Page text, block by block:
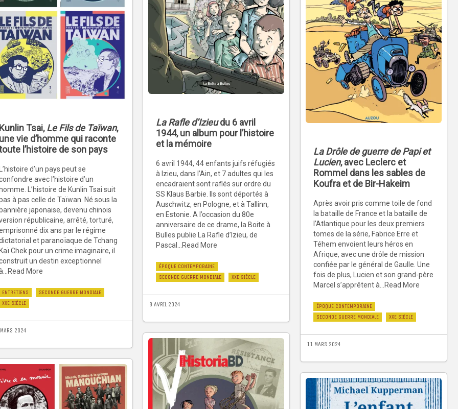
La Rafle d’Izieudu 6 avril
1944, un album pour l’histoire
et la mémoire
6 avril 1944, 44 enfants juifs réfugiés
à Izieu, dans l’Ain, et 7 adultes qui les
encadraient sont raflés sur ordre du
SS Klaus Barbie. Ils sont déportés à
Auschwitz, en Pologne, et à Tallinn,
en Estonie. A l’occasion du 80e
anniversaire de ce drame, la Boite à
Bulles publie La Rafle d’Izieu, de
Pascal...Read More
ÉPOQUE CONTEMPORAINE
SECONDE GUERRE MONDIALE
XXE SIÈCLE
8 AVRIL 2024
Tsai,Le Fils de Taïwan,
vie d’homme qui raconte
l’histoire de son pays
d’un pays peut se
avec l’histoire d’un
L’histoire de Kunlin Tsai suit
à pas celle de Taïwan. Né sous la
japonaise, devenu chinois
républicaine, arrêté, torturé,
dix ans par le régime
et paranoïaque de Tchang
Chek pour un crime imaginaire, il
un destin exceptionnel
More
ENTRETIENS
SECONDE GUERRE MONDIALE
XXE SIÈCLE
2024
La Drôle de guerre de Papi et
Lucien, avec Leclerc et
Rommel dans les sables de
Koufra et de Bir-Hakeim
Après avoir pris comme toile de fond
la bataille de France et la bataille de
l’Atlantique pour les deux premiers
tomes de la série, Fabrice Erre et
Téhem envoient leurs héros en
Afrique, avec une drôle de mission
confiée par le général de Gaulle. Une
fois de plus, Lucien et son grand-père
Marcel s’apprêtent à...Read More
ÉPOQUE CONTEMPORAINE
SECONDE GUERRE MONDIALE
XXE SIÈCLE
11 MARS 2024